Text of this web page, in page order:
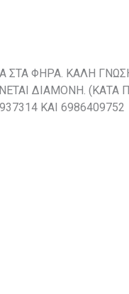
ΣΤΑ ΦΗΡΑ. ΚΑΛΗ
ΔΙΑΜΟΝΗ. (ΚΑΤΑ
ΚΑΙ 6986409752